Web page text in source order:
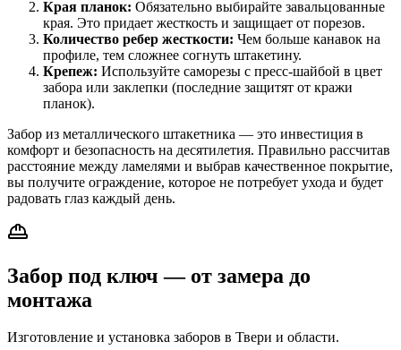
Края планок: Обязательно выбирайте завальцованные
края. Это придает жесткость и защищает от порезов.
Количество ребер жесткости: Чем больше канавок на
профиле, тем сложнее согнуть штакетину.
Крепеж: Используйте саморезы с пресс-шайбой в цвет
забора или заклепки (последние защитят от кражи
планок).
Забор из металлического штакетника — это инвестиция в
комфорт и безопасность на десятилетия. Правильно рассчитав
расстояние между ламелями и выбрав качественное покрытие,
вы получите ограждение, которое не потребует ухода и будет
радовать глаз каждый день.
Забор под ключ — от замера до
монтажа
Изготовление и установка заборов в Твери и области.